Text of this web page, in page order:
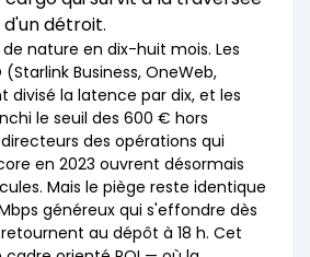
détroit.
nature en dix-huit mois. Les
Business, OneWeb,
divisé la latence par dix, et les
le seuil des 600 € hors
des opérations qui
en 2023 ouvrent désormais
Mais le piège reste identique
généreux qui s'effondre dès
au dépôt à 18 h. Cet